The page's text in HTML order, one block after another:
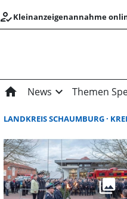
how_to_regKleinanzeigenannahme
home News expand_more Themen
LANDKREIS SCHAUMBURG